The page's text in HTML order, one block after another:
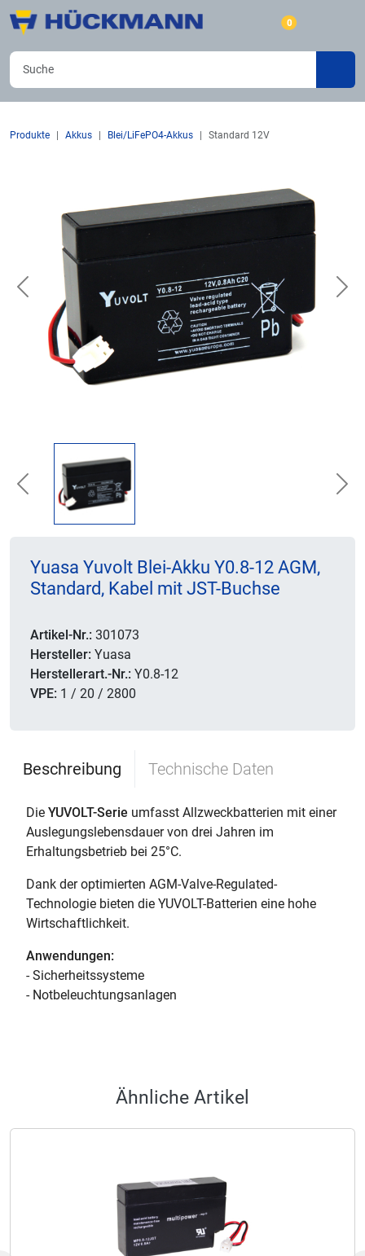
0
Produkte Akkus Blei/LiFePO4-Akkus Standard 12V
Previous
Previous
Yuasa Yuvolt Blei-Akku Y0.8-12 AGM,
Standard, Kabel mit JST-Buchse
Artikel-Nr.: 301073
Hersteller: Yuasa
Herstellerart.-Nr.: Y0.8-12
VPE: 1 / 20 / 2800
Beschreibung Technische Daten
Die YUVOLT-Serie umfasst Allzweckbatterien mit einer
Auslegungslebensdauer von drei Jahren im
Erhaltungsbetrieb bei 25°C.
Dank der optimierten AGM-Valve-Regulated-
Technologie bieten die YUVOLT-Batterien eine hohe
Wirtschaftlichkeit.
Anwendungen:
- Sicherheitssysteme
- Notbeleuchtungsanlagen
Ähnliche Artikel